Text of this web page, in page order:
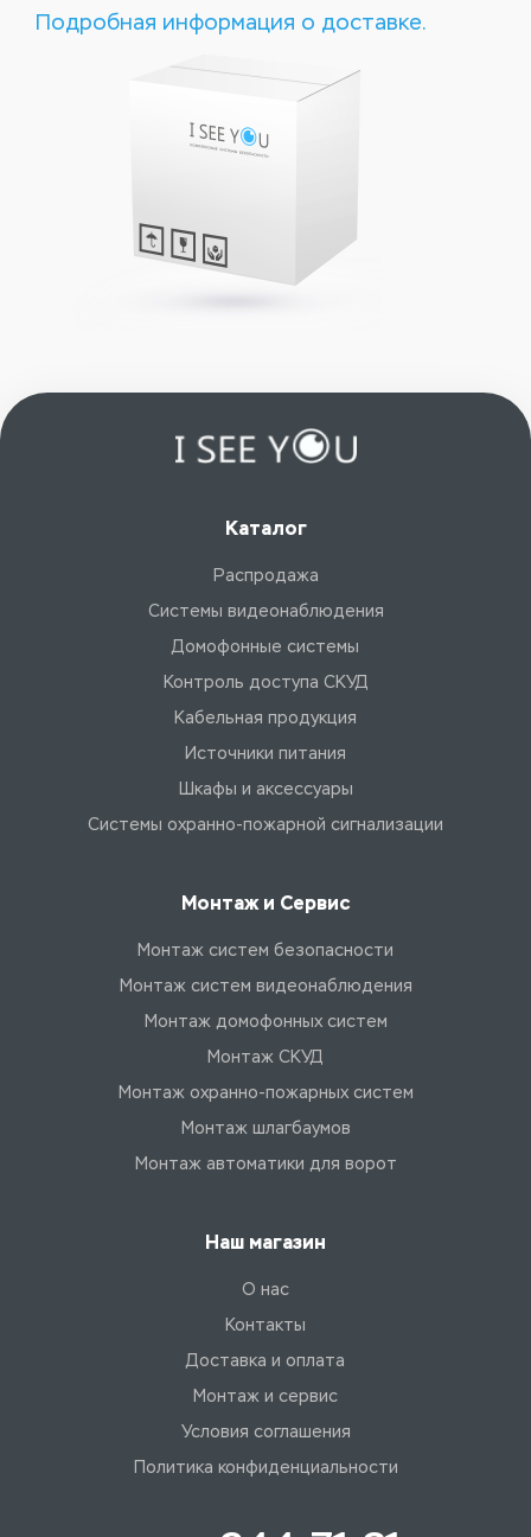
Подробная информация о доставке.
Каталог
Распродажа
Системы видеонаблюдения
Домофонные системы
Контроль доступа СКУД
Кабельная продукция
Источники питания
Шкафы и аксессуары
Системы охранно-пожарной сигнализации
Монтаж и Сервис
Монтаж систем безопасности
Монтаж систем видеонаблюдения
Монтаж домофонных систем
Монтаж СКУД
Монтаж охранно-пожарных систем
Монтаж шлагбаумов
Монтаж автоматики для ворот
Наш магазин
О нас
Контакты
Доставка и оплата
Монтаж и сервис
Условия соглашения
Политика конфиденциальности